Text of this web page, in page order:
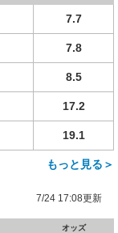
7.7
7.8
8.5
17.2
19.1
もっと見る＞
7/24 17:08更新
オッズ